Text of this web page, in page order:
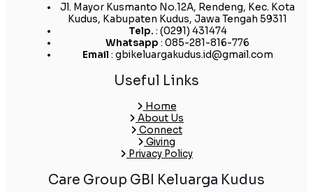
Jl. Mayor Kusmanto No.12A, Rendeng, Kec. Kota
Kudus, Kabupaten Kudus, Jawa Tengah 59311
Telp. : (0291) 431474
Whatsapp : 085-281-816-776
Email : gbikeluargakudus.id@gmail.com
Useful Links
Home
About Us
Connect
Giving
Privacy Policy
Care Group GBI Keluarga Kudus